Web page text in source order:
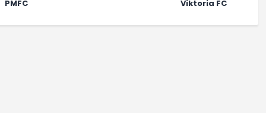
PMFC Viktoria FC